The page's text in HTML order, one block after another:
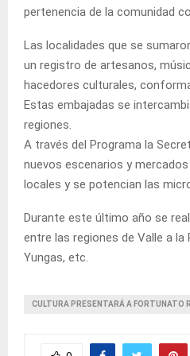
pertenencia de la comunidad
Las localidades que se
un registro de artesanos,
hacedores culturales,
Estas embajadas se
regiones.
A través del Programa la
nuevos escenarios y
locales y se potencian las
Durante este último año se
entre las regiones de Valle a la
Yungas, etc.
CULTURA PRESENTARÁ A FORTUNATO